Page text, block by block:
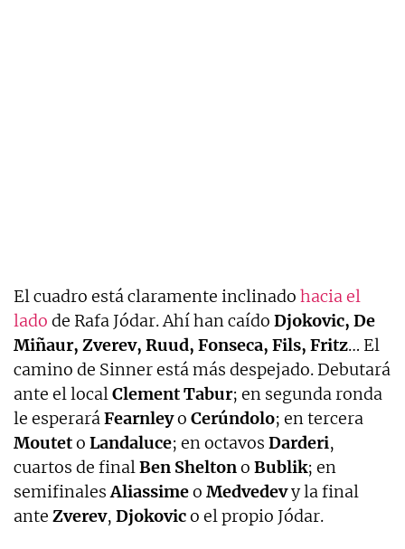
El cuadro está claramente inclinado hacia el
lado de Rafa Jódar. Ahí han caído Djokovic, De
Miñaur, Zverev, Ruud, Fonseca, Fils, Fritz… El
camino de Sinner está más despejado. Debutará
ante el localClementTabur; en segunda ronda
le esperaráFearnleyo Cerúndolo; en tercera
Mouteto Landaluce; en octavos Darderi,
cuartos de finalBen Sheltono Bublik; en
semifinalesAliassimeo Medvedevy la final
ante Zverev, Djokovico el propio Jódar.